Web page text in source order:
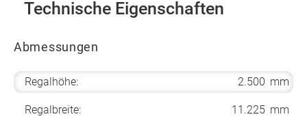
Technische Eigenschaften
Abmessungen
Regalhöhe: 2.500 mm
Regalbreite: 11.225 mm